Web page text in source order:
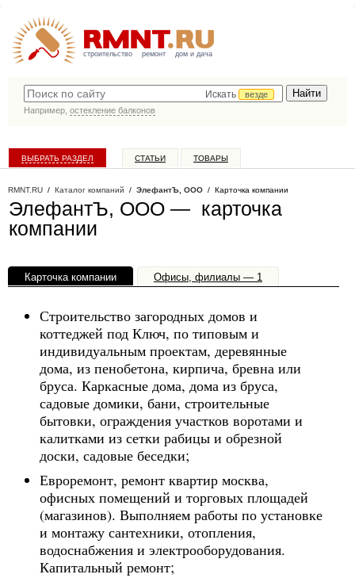
строительство ремонт дом и дача
Искать
везде
Например, остекление балконов
ВЫБРАТЬ РАЗДЕЛ СТАТЬИ ТОВАРЫ
RMNT.RU / Каталог компаний / ЭлефантЪ, ООО / Карточка компании
ЭлефантЪ, ООО — карточка
компании
Карточка компании Офисы, филиалы — 1
Строительство загородных домов и
коттеджей под Ключ, по типовым и
индивидуальным проектам, деревянные
дома, из пенобетона, кирпича, бревна или
бруса. Каркасные дома, дома из бруса,
садовые домики, бани, строительные
бытовки, ограждения участков воротами и
калитками из сетки рабицы и обрезной
доски, садовые беседки;
Евроремонт, ремонт квартир москва,
офисных помещений и торговых площадей
(магазинов). Выполняем работы по установке
и монтажу сантехники, отопления,
водоснабжения и электрооборудования.
Капитальный ремонт;